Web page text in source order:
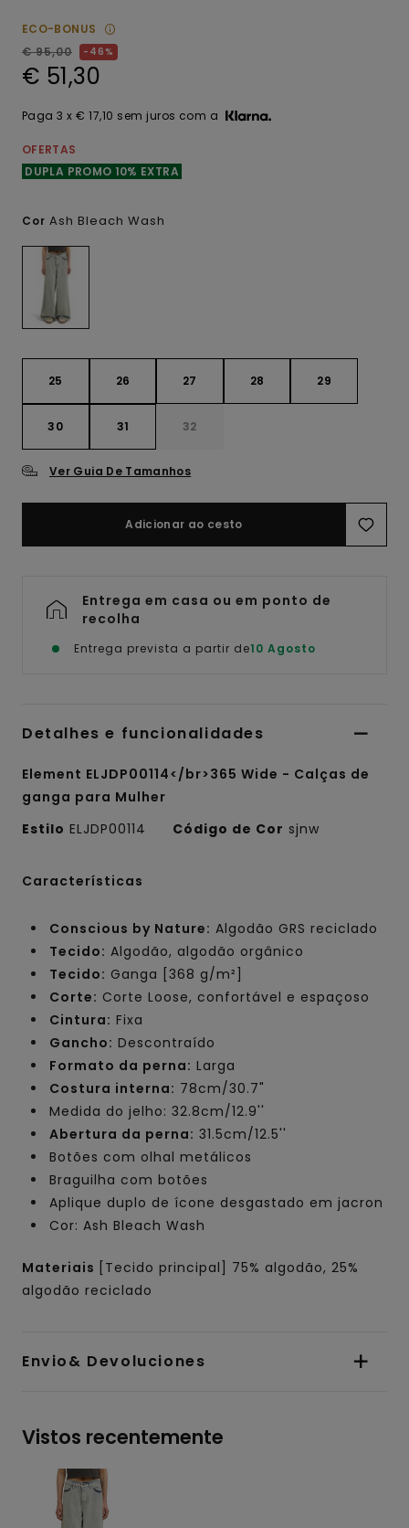
ECO-BONUS
€ 95,00
46%
€ 51,30
Paga 3 x € 17,10 sem juros com a
OFERTAS
DUPLA PROMO 10% EXTRA
Cor Ash Bleach Wash
25 26 27 28 29
30 31 32
Ver Guia De Tamanhos
Adicionar ao cesto
Entrega em casa ou em ponto de
recolha
Entrega prevista a partir de10 Agosto
Detalhes e funcionalidades
Element ELJDP00114</br>365 Wide - Calças de
ganga para Mulher
Estilo ELJDP00114 Código de Cor sjnw
Características
Conscious by Nature: Algodão GRS reciclado
Tecido: Algodão, algodão orgânico
Tecido: Ganga [368 g/m²]
Corte: Corte Loose, confortável e espaçoso
Cintura: Fixa
Gancho: Descontraído
Formato da perna: Larga
Costura interna: 78cm/30.7"
Medida do jelho: 32.8cm/12.9''
Abertura da perna: 31.5cm/12.5''
Botões com olhal metálicos
Braguilha com botões
Aplique duplo de ícone desgastado em jacron
Cor: Ash Bleach Wash
Materiais
[Tecido principal] 75% algodão, 25%
algodão reciclado
Envio& Devoluciones
Vistos recentemente